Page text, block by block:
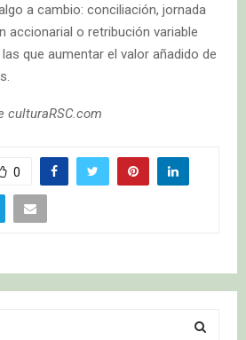
a cambio: conciliación, jornada
accionarial o retribución variable
que aumentar el valor añadido de
culturaRSC.com
0